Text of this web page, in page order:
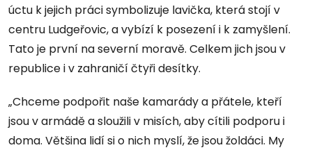
úctu k jejich práci symbolizuje lavička, která stojí v
centru Ludgeřovic, a vybízí k posezení i k zamyšlení.
Tato je první na severní moravě. Celkem jich jsou v
republice i v zahraničí čtyři desítky.
„Chceme podpořit naše kamarády a přátele, kteří
jsou v armádě a sloužili v misích, aby cítili podporu i
doma. Většina lidí si o nich myslí, že jsou žoldáci. My